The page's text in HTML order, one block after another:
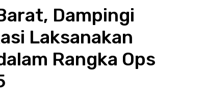
Dampingi
Laksanakan
Rangka Ops